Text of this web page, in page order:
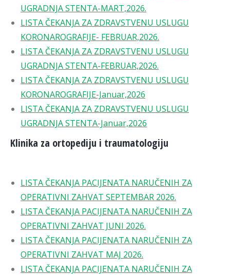
UGRADNJA STENTA-MART,2026.
LISTA ČEKANJA ZA ZDRAVSTVENU USLUGU
KORONAROGRAFIJE- FEBRUAR,2026.
LISTA ČEKANJA ZA ZDRAVSTVENU USLUGU
UGRADNJA STENTA-FEBRUAR,2026.
LISTA ČEKANJA ZA ZDRAVSTVENU USLUGU
KORONAROGRAFIJE-Januar,2026
LISTA ČEKANJA ZA ZDRAVSTVENU USLUGU
UGRADNJA STENTA-Januar,2026
Klinika za ortopediju i traumatologiju
LISTA ČEKANJA PACIJENATA NARUČENIH ZA
OPERATIVNI ZAHVAT SEPTEMBAR 2026.
LISTA ČEKANJA PACIJENATA NARUČENIH ZA
OPERATIVNI ZAHVAT JUNI 2026.
LISTA ČEKANJA PACIJENATA NARUČENIH ZA
OPERATIVNI ZAHVAT MAJ 2026.
LISTA ČEKANJA PACIJENATA NARUČENIH ZA